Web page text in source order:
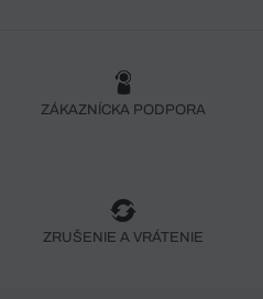
ZÁKAZNÍCKA PODPORA
ZRUŠENIE A VRÁTENIE